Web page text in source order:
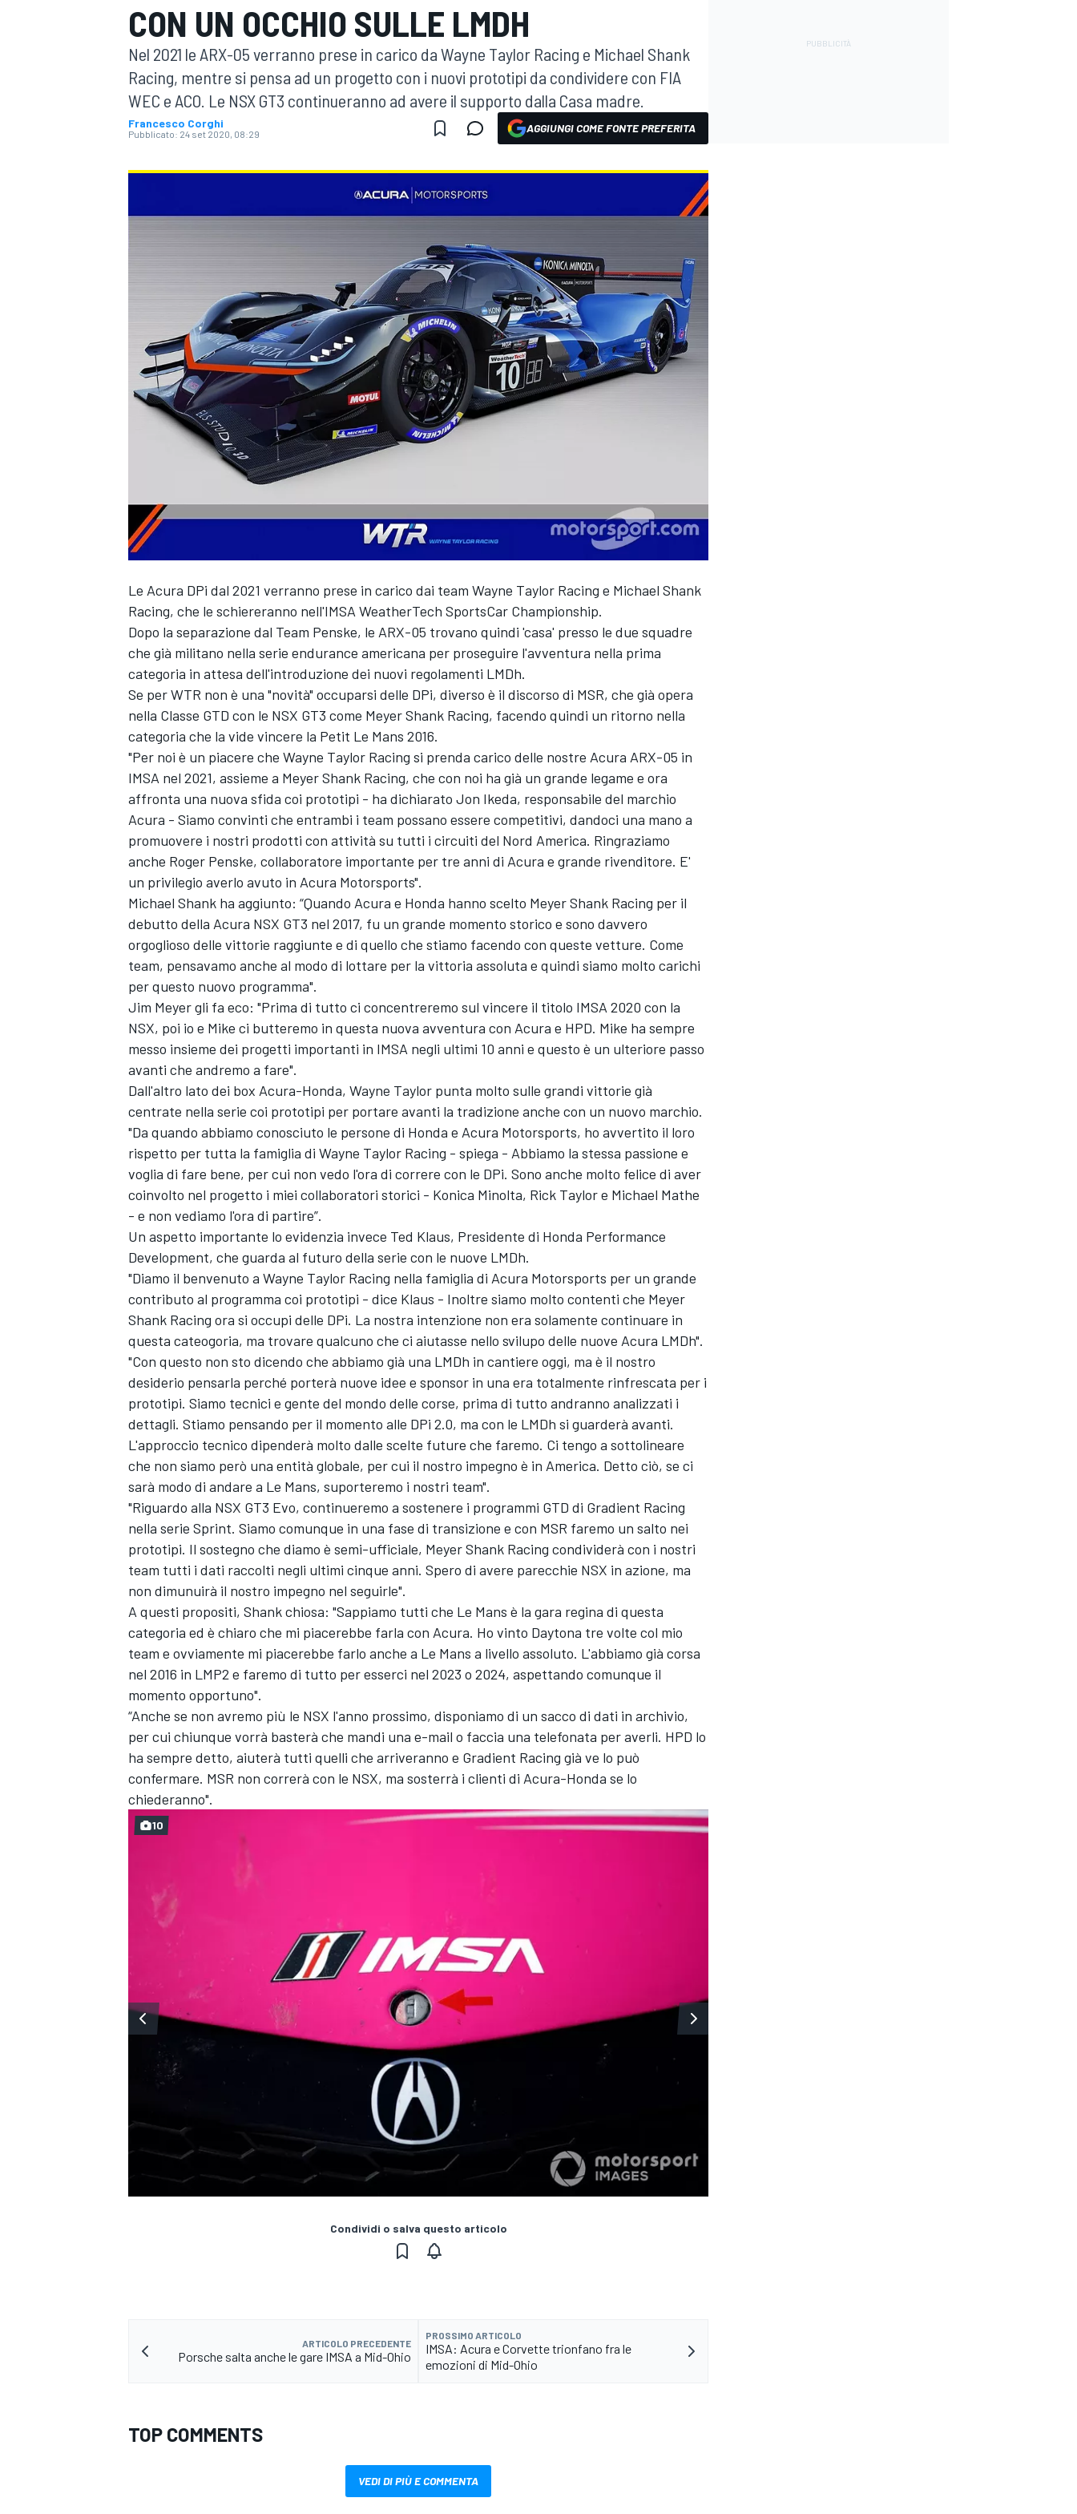
MOTOGP WEC
MONOPOSTO
ENDURANCE/GT
MONOMARCA
CON UN OCCHIO SULLE LMDH
Nel 2021 le ARX-05 verranno prese in carico da Wayne Taylor Racing e Michael Shank
Racing, mentre si pensa ad un progetto con i nuovi prototipi da condividere con FIA
WEC e ACO. Le NSX GT3 continueranno ad avere il supporto dalla Casa madre.
Francesco Corghi
Pubblicato: 24 set 2020, 08:29 AGGIUNGI COME FONTE PREFERITA
Le Acura DPi dal 2021 verranno prese in carico dai team Wayne Taylor Racing e Michael Shank
Racing, che le schiereranno nell'IMSA WeatherTech SportsCar Championship.
Dopo la separazione dal Team Penske, le ARX-05 trovano quindi 'casa' presso le due squadre
che già militano nella serie endurance americana per proseguire l'avventura nella prima
categoria in attesa dell'introduzione dei nuovi regolamenti LMDh.
Se per WTR non è una "novità" occuparsi delle DPi, diverso è il discorso di MSR, che già opera
nella Classe GTD con le NSX GT3 come Meyer Shank Racing, facendo quindi un ritorno nella
categoria che la vide vincere la Petit Le Mans 2016.
"Per noi è un piacere che Wayne Taylor Racing si prenda carico delle nostre Acura ARX-05 in
IMSA nel 2021, assieme a Meyer Shank Racing, che con noi ha già un grande legame e ora
affronta una nuova sfida coi prototipi - ha dichiarato Jon Ikeda, responsabile del marchio
Acura - Siamo convinti che entrambi i team possano essere competitivi, dandoci una mano a
promuovere i nostri prodotti con attività su tutti i circuiti del Nord America. Ringraziamo
anche Roger Penske, collaboratore importante per tre anni di Acura e grande rivenditore. E'
un privilegio averlo avuto in Acura Motorsports".
Michael Shank ha aggiunto: “Quando Acura e Honda hanno scelto Meyer Shank Racing per il
debutto della Acura NSX GT3 nel 2017, fu un grande momento storico e sono davvero
orgoglioso delle vittorie raggiunte e di quello che stiamo facendo con queste vetture. Come
team, pensavamo anche al modo di lottare per la vittoria assoluta e quindi siamo molto carichi
per questo nuovo programma".
Jim Meyer gli fa eco: "Prima di tutto ci concentreremo sul vincere il titolo IMSA 2020 con la
NSX, poi io e Mike ci butteremo in questa nuova avventura con Acura e HPD. Mike ha sempre
messo insieme dei progetti importanti in IMSA negli ultimi 10 anni e questo è un ulteriore passo
avanti che andremo a fare".
Dall'altro lato dei box Acura-Honda, Wayne Taylor punta molto sulle grandi vittorie già
centrate nella serie coi prototipi per portare avanti la tradizione anche con un nuovo marchio.
"Da quando abbiamo conosciuto le persone di Honda e Acura Motorsports, ho avvertito il loro
rispetto per tutta la famiglia di Wayne Taylor Racing - spiega - Abbiamo la stessa passione e
voglia di fare bene, per cui non vedo l'ora di correre con le DPi. Sono anche molto felice di aver
coinvolto nel progetto i miei collaboratori storici - Konica Minolta, Rick Taylor e Michael Mathe
- e non vediamo l'ora di partire”.
Un aspetto importante lo evidenzia invece Ted Klaus, Presidente di Honda Performance
Development, che guarda al futuro della serie con le nuove LMDh.
"Diamo il benvenuto a Wayne Taylor Racing nella famiglia di Acura Motorsports per un grande
contributo al programma coi prototipi - dice Klaus - Inoltre siamo molto contenti che Meyer
Shank Racing ora si occupi delle DPi. La nostra intenzione non era solamente continuare in
questa cateogoria, ma trovare qualcuno che ci aiutasse nello svilupo delle nuove Acura LMDh".
"Con questo non sto dicendo che abbiamo già una LMDh in cantiere oggi, ma è il nostro
desiderio pensarla perché porterà nuove idee e sponsor in una era totalmente rinfrescata per i
prototipi. Siamo tecnici e gente del mondo delle corse, prima di tutto andranno analizzati i
dettagli. Stiamo pensando per il momento alle DPi 2.0, ma con le LMDh si guarderà avanti.
L'approccio tecnico dipenderà molto dalle scelte future che faremo. Ci tengo a sottolineare
che non siamo però una entità globale, per cui il nostro impegno è in America. Detto ciò, se ci
sarà modo di andare a Le Mans, suporteremo i nostri team".
"Riguardo alla NSX GT3 Evo, continueremo a sostenere i programmi GTD di Gradient Racing
nella serie Sprint. Siamo comunque in una fase di transizione e con MSR faremo un salto nei
prototipi. Il sostegno che diamo è semi-ufficiale, Meyer Shank Racing condividerà con i nostri
team tutti i dati raccolti negli ultimi cinque anni. Spero di avere parecchie NSX in azione, ma
non dimunuirà il nostro impegno nel seguirle".
A questi propositi, Shank chiosa: "Sappiamo tutti che Le Mans è la gara regina di questa
categoria ed è chiaro che mi piacerebbe farla con Acura. Ho vinto Daytona tre volte col mio
team e ovviamente mi piacerebbe farlo anche a Le Mans a livello assoluto. L'abbiamo già corsa
nel 2016 in LMP2 e faremo di tutto per esserci nel 2023 o 2024, aspettando comunque il
momento opportuno".
“Anche se non avremo più le NSX l'anno prossimo, disponiamo di un sacco di dati in archivio,
per cui chiunque vorrà basterà che mandi una e-mail o faccia una telefonata per averli. HPD lo
ha sempre detto, aiuterà tutti quelli che arriveranno e Gradient Racing già ve lo può
confermare. MSR non correrà con le NSX, ma sosterrà i clienti di Acura-Honda se lo
chiederanno".
10
Condividi o salva questo articolo
ARTICOLO PRECEDENTE
Porsche salta anche le gare IMSA a Mid-Ohio
PROSSIMO ARTICOLO
IMSA: Acura e Corvette trionfano fra le
emozioni di Mid-Ohio
TOP COMMENTS
VEDI DI PIÙ E COMMENTA